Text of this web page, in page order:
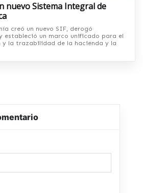
nuevo Sistema Integral de
creó un nuevo SIF, derogó
estableció un marco unificado para el
la trazabilidad de la hacienda y la